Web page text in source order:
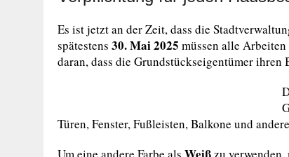
Es ist jetzt an der Zeit, dass die
spätestens 30. Mai 2025 müssen alle
daran, dass die Grundstückseigentümer
Türen, Fenster, Fußleisten, Balkone und
Um eine andere Farbe als
zu verwenden,